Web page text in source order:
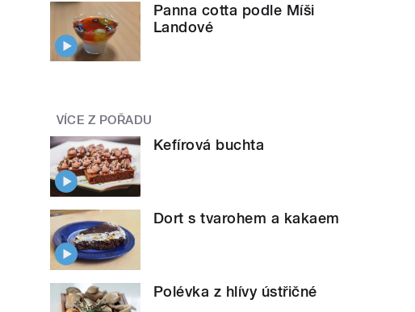
Panna cotta podle Míši
Landové
VÍCE Z POŘADU
Kefírová buchta
Dort s tvarohem a kakaem
Polévka z hlívy ústřičné